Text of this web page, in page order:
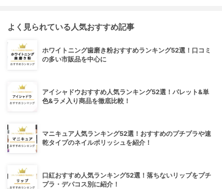
よく見られている人気おすすめ記事
ホワイトニング歯磨き粉おすすめランキング52選！口コミ
の多い市販品を中心に
アイシャドウおすすめ人気ランキング52選！パレット&単
色&ラメ入り商品を徹底比較！
マニキュア人気ランキング52選！おすすめのプチプラや速
乾タイプのネイルポリッシュを紹介！
口紅おすすめ人気ランキング52選！落ちないリップをプチ
プラ・デパコス別に紹介！